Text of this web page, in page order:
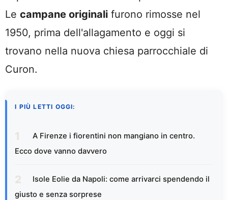
Le campane originali furono rimosse nel
1950, prima dell'allagamento e oggi si
trovano nella nuova chiesa parrocchiale di
Curon.
I PIÙ LETTI OGGI:
A Firenze i fiorentini non mangiano in centro.
Ecco dove vanno davvero
Isole Eolie da Napoli: come arrivarci spendendo il
giusto e senza sorprese